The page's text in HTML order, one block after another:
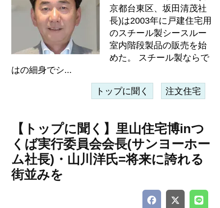
京都台東区、坂田清茂社
長)は2003年に戸建住宅用
のスチール製シースルー
室内階段製品の販売を始
めた。 スチール製ならで
はの細身でシ...
トップに聞く 注文住宅
【トップに聞く】里山住宅博inつ
くば実行委員会会長(サンヨーホー
ム社長)・山川洋氏=将来に誇れる
街並みを